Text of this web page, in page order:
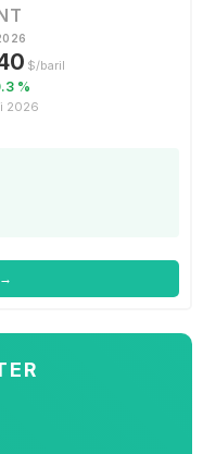
$/baril
%
2026